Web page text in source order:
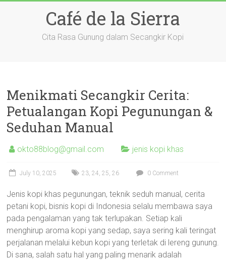
Café de la Sierra
Cita Rasa Gunung dalam Secangkir Kopi
Menikmati Secangkir Cerita:
Petualangan Kopi Pegunungan &
Seduhan Manual
okto88blog@gmail.com jenis kopi khas
July 10, 2025 23,24,25,26 0 Comment
Jenis kopi khas pegunungan, teknik seduh manual, cerita
petani kopi, bisnis kopi di Indonesia selalu membawa saya
pada pengalaman yang tak terlupakan. Setiap kali
menghirup aroma kopi yang sedap, saya sering kali teringat
perjalanan melalui kebun kopi yang terletak di lereng gunung.
Di sana, salah satu hal yang paling menarik adalah